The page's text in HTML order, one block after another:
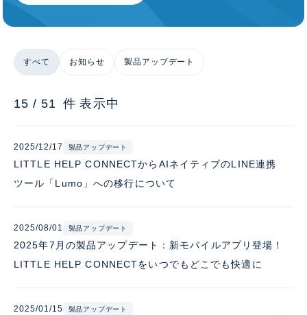
すべて お知らせ 製品アップデート
15 / 51 件 表示中
2025/12/17 製品アップデート
LITTLE HELP CONNECTからAIネイティブのLINE連携
ツール「Lumo」への移行について
2025/08/01 製品アップデート
2025年7月の製品アップデート：新モバイルアプリ登場！
LITTLE HELP CONNECTをいつでもどこでも快適に
2025/01/15 製品アップデート